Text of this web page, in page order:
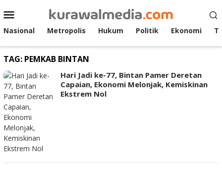
ke
konten
Menu
Mobile
Nasional Metropolis Hukum Politik Ekonomi
TAG: PEMKAB BINTAN
Hari Jadi ke-77, Bintan Pamer Deretan
Capaian, Ekonomi Melonjak, Kemiskinan
Ekstrem Nol